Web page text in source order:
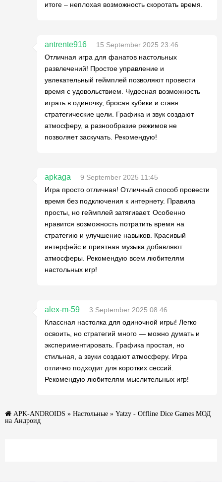
итоге – неплохая возможность скоротать время.
antrente916
15 September 2025 23:46
Отличная игра для фанатов настольных
развлечений! Простое управление и
увлекательный геймплей позволяют провести
время с удовольствием. Чудесная возможность
играть в одиночку, бросая кубики и ставя
стратегические цели. Графика и звук создают
атмосферу, а разнообразие режимов не
позволяет заскучать. Рекомендую!
apkaga
9 September 2025 11:45
Игра просто отличная! Отличный способ провести
время без подключения к интернету. Правила
просты, но геймплей затягивает. Особенно
нравится возможность потратить время на
стратегию и улучшение навыков. Красивый
интерфейс и приятная музыка добавляют
атмосферы. Рекомендую всем любителям
настольных игр!
alex-m-59
3 September 2025 08:46
Классная настолка для одиночной игры! Легко
освоить, но стратегий много — можно думать и
экспериментировать. Графика простая, но
стильная, а звуки создают атмосферу. Игра
отлично подходит для коротких сессий.
Рекомендую любителям мыслительных игр!
APK-ANDROIDS » Настольные » Yatzy - Offline Dice Games МОД
на Андроид